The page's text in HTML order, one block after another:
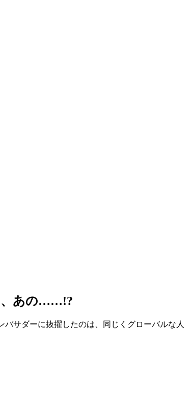
、あの……!?
サダーに抜擢したのは、同じくグローバルな人